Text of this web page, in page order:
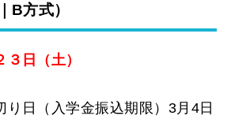
B方式）
３日（土）
り日（入学金振込期限）3月4日